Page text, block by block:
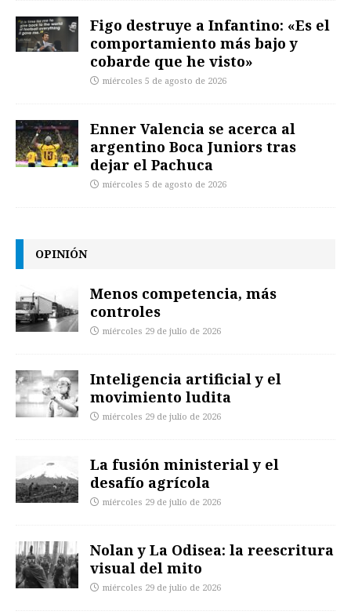
Figo destruye a Infantino: «Es el
comportamiento más bajo y
cobarde que he visto»
miércoles 5 de agosto de 2026
Enner Valencia se acerca al
argentino Boca Juniors tras
dejar el Pachuca
miércoles 5 de agosto de 2026
OPINIÓN
Menos competencia, más
controles
miércoles 29 de julio de 2026
Inteligencia artificial y el
movimiento ludita
miércoles 29 de julio de 2026
La fusión ministerial y el
desafío agrícola
miércoles 29 de julio de 2026
Nolan y La Odisea: la reescritura
visual del mito
miércoles 29 de julio de 2026